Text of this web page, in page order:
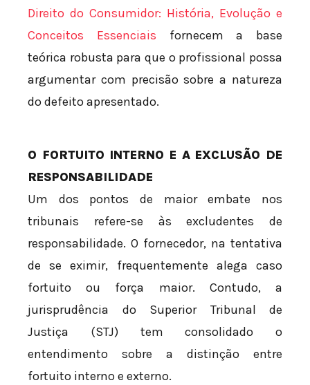
Direito do Consumidor: História, Evolução e
Conceitos Essenciais fornecem a base
teórica robusta para que o profissional possa
argumentar com precisão sobre a natureza
do defeito apresentado.
O FORTUITO INTERNO E A EXCLUSÃO DE
RESPONSABILIDADE
Um dos pontos de maior embate nos
tribunais refere-se às excludentes de
responsabilidade. O fornecedor, na tentativa
de se eximir, frequentemente alega caso
fortuito ou força maior. Contudo, a
jurisprudência do Superior Tribunal de
Justiça (STJ) tem consolidado o
entendimento sobre a distinção entre
fortuito interno e externo.